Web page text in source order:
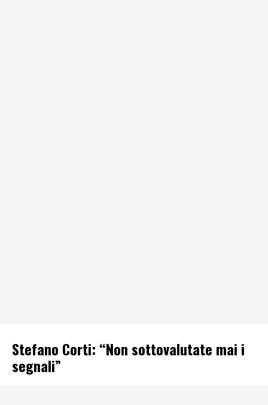
Stefano Corti: “Non sottovalutate mai i
segnali”